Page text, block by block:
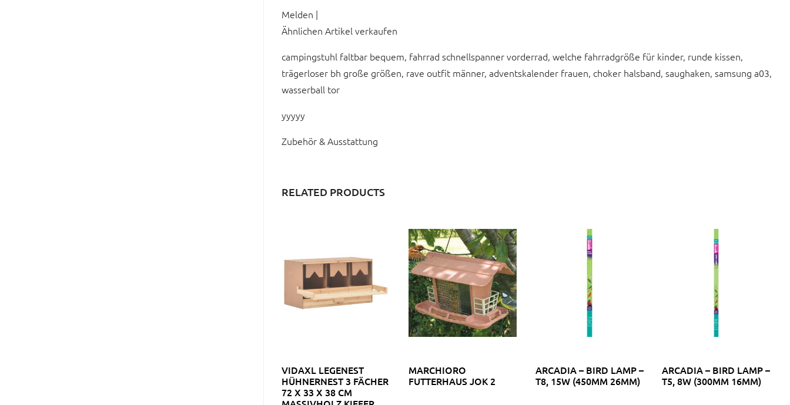
Melden |
Ähnlichen Artikel verkaufen
campingstuhl faltbar bequem, fahrrad schnellspanner vorderrad, welche fahrradgröße für kinder, runde kissen,
trägerloser bh große größen, rave outfit männer, adventskalender frauen, choker halsband, saughaken, samsung a03,
wasserball tor
yyyyy
Zubehör & Ausstattung
RELATED PRODUCTS
VIDAXL LEGENEST
HÜHNERNEST 3 FÄCHER
72 X 33 X 38 CM
MARCHIORO
FUTTERHAUS JOK 2
ARCADIA – BIRD LAMP –
T8, 15W (450MM 26MM)
ARCADIA – BIRD LAMP –
T5, 8W (300MM 16MM)